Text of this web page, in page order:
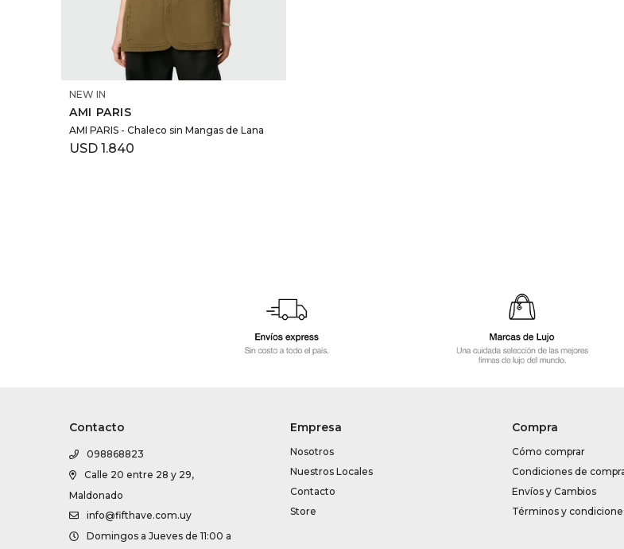
SELECCIONAR TALLE
NEW IN
AMI PARIS
AMI PARIS - Chaleco sin Mangas de Lana
USD 1.840
Contacto
098868823
Calle 20 entre 28 y 29,
Maldonado
info@fifthave.com.uy
Domingos a Jueves de 11:00 a
Empresa
Nosotros
Nuestros Locales
Contacto
Store
Compra
Cómo comprar
Condiciones de
Envíos y Cambios
Términos y